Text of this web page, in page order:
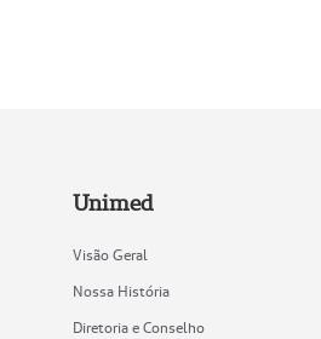
Unimed
Visão Geral
Nossa História
Diretoria e Conselho